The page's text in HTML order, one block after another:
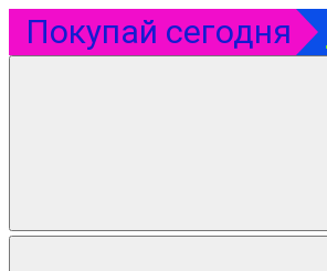
Покупай сегодня